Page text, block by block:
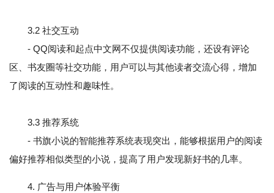
3.2 社交互动
- QQ阅读和起点中文网不仅提供阅读功能，还设有评论
区、书友圈等社交功能，用户可以与其他读者交流心得，增加
了阅读的互动性和趣味性。
3.3 推荐系统
- 书旗小说的智能推荐系统表现突出，能够根据用户的阅读
偏好推荐相似类型的小说，提高了用户发现新好书的几率。
4. 广告与用户体验平衡